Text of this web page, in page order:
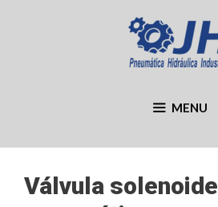
MENU
Válvula solenoide